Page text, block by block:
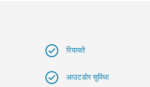
रियायतें
आउटडोर सुविधा